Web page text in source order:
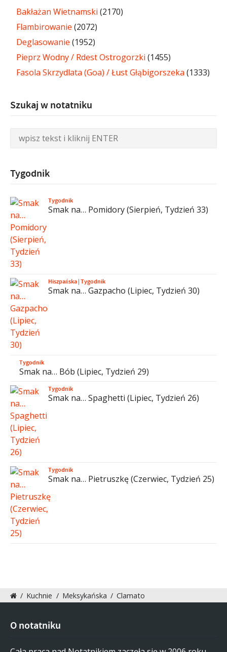
Bakłażan Wietnamski (2170)
Flambirowanie (2072)
Deglasowanie (1952)
Pieprz Wodny / Rdest Ostrogorzki (1455)
Fasola Skrzydlata (Goa) / Łust Głąbigorszeka (1333)
Szukaj w notatniku
Tygodnik
Tygodnik
Smak na… Pomidory (Sierpień, Tydzień 33)
Hiszpańska|Tygodnik
Smak na… Gazpacho (Lipiec, Tydzień 30)
Tygodnik
Smak na… Bób (Lipiec, Tydzień 29)
Tygodnik
Smak na… Spaghetti (Lipiec, Tydzień 26)
Tygodnik
Smak na… Pietruszkę (Czerwiec, Tydzień 25)
/ Kuchnie / Meksykańska / Clamato
O notatniku